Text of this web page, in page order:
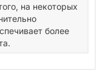
на некоторых
более